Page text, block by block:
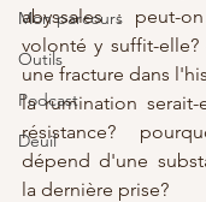
Mon parcours
Outils
Podcast
Deuil
abyssales : peut-
volonté y suffit-
une fracture dans
la rumination
résistance?
dépend d'une
la dernière prise?